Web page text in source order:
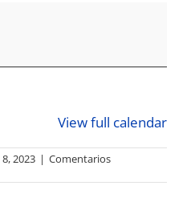
View full calendar
2023 | Comentarios